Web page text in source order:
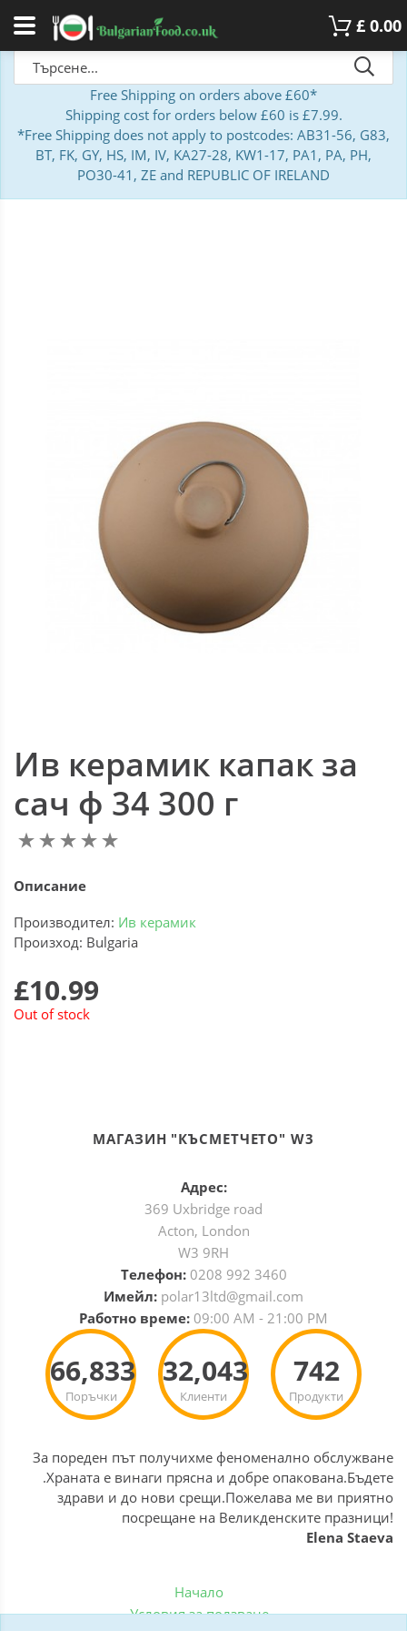
£ 0.00
Free Shipping on orders above £60*
Shipping cost for orders below £60 is £7.99.
*Free Shipping does not apply to postcodes: AB31-56, G83,
BT, FK, GY, HS, IM, IV, KA27-28, KW1-17, PA1, PA, PH,
PO30-41, ZE and REPUBLIC OF IRELAND
Ив керамик капак за
сач ф 34 300 г
Описание
Производител: Ив керамик
Произход: Bulgaria
£10.99
Out of stock
МАГАЗИН "КЪСМЕТЧЕТО" W3
Адрес:
369 Uxbridge road
Acton, London
W3 9RH
Телефон: 0208 992 3460
Имейл: polar13ltd@gmail.com
Работно време: 09:00 AM - 21:00 PM
Поръчки
66,833
Клиенти
32,043
Продукти
742
За пореден път получихме феноменално обслужване
.Храната е винаги прясна и добре опакована.Бъдете
здрави и до нови срещи.Пожелава ме ви приятно
посрещане на Великденските празници!
Elena Staeva
Начало
Условия за ползване